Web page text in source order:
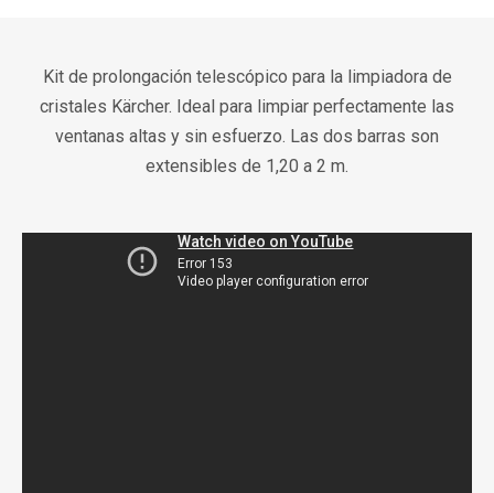
Kit de prolongación telescópico para la limpiadora de
cristales Kärcher. Ideal para limpiar perfectamente las
ventanas altas y sin esfuerzo. Las dos barras son
extensibles de 1,20 a 2 m.